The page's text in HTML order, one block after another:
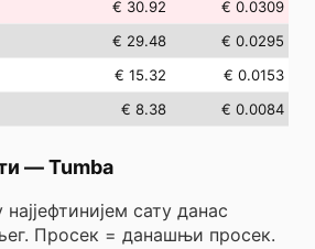
€ 30.92
€ 0.0309
€ 29.48
€ 0.0295
€ 15.32
€ 0.0153
€ 8.38 € 0.0084
—Tumba
сату данас
Просек = данашњи просек.